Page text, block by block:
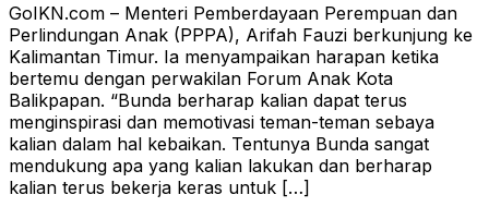
GoIKN.com – Menteri Pemberdayaan Perempuan dan
Perlindungan Anak (PPPA), Arifah Fauzi berkunjung ke
Kalimantan Timur. Ia menyampaikan harapan ketika
bertemu dengan perwakilan Forum Anak Kota
Balikpapan. “Bunda berharap kalian dapat terus
menginspirasi dan memotivasi teman-teman sebaya
kalian dalam hal kebaikan. Tentunya Bunda sangat
mendukung apa yang kalian lakukan dan berharap
kalian terus bekerja keras untuk […]